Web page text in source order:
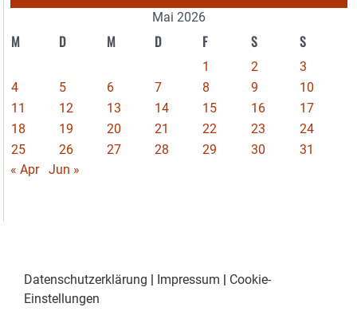
Mai 2026
M D M D F S S
1 2
3
4
5 6 7 8 9
10
11
12 13 14 15 16
17
18
19 20 21 22 23
24
25
26 27 28 29 30
31
« Apr
Jun »
Datenschutzerklärung | Impressum | Cookie-
Einstellungen